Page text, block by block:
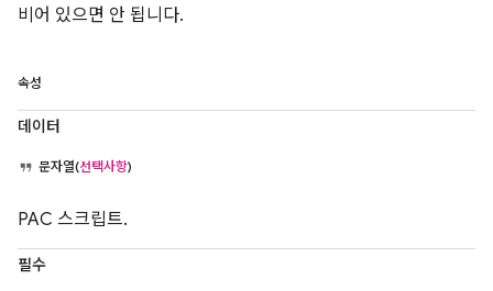
비어 있으면 안 됩니다.
속성
데이터
문자열(선택사항)
PAC 스크립트.
필수